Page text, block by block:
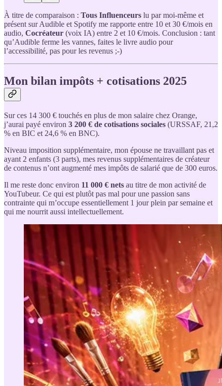
À titre de comparaison : Tous Influenceurs lu par moi-même et
présent sur Audible et Spotify me rapporte entre 10 et 30 €/mois en
audio, Cocréateur (voix IA) entre 2 et 10 €/mois. Conclusion : tant
qu’Audible ferme les vannes, faites le livre audio pour
l’accessibilité, pas pour les revenus ;-)
Mon bilan impôts + cotisations 2025
Sur ces 14 300 € touchés en plus de mon salaire chez Orange,
j’aurai payé environ 3 200 € de cotisations sociales (URSSAF, 21,2
% en BIC et 24,6 % en BNC).
Niveau imposition supplémentaire, mon épouse ne travaillant pas et
ayant 2 enfants (3 parts), mes revenus supplémentaires de créateur
de contenus n’ont augmenté mes impôts de salarié que de 300 euros.
Il me reste donc environ 11 000 € nets au titre de mon activité de
YouTubeur. Ce qui est plutôt pas mal pour une passion sans
contrainte qui m’occupe essentiellement 1 jour plein par semaine et
qui me nourrit aussi intellectuellement.